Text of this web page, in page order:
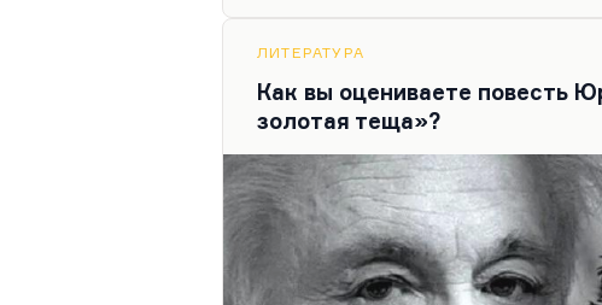
автор понял, что герой не хочет
черновиках (эта фраза хранится в
ЛИТЕРАТУРА
Как вы оцениваете повесть
золотая теща»?